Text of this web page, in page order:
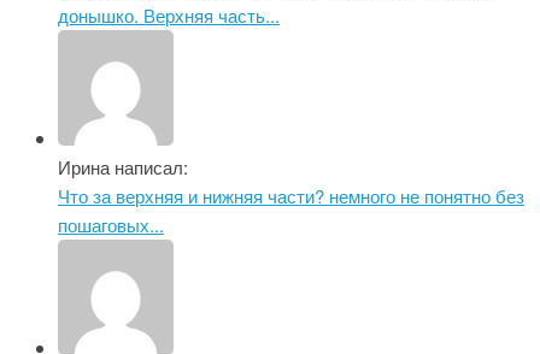
донышко. Верхняя часть...
Ирина написал:
Что за верхняя и нижняя части? немного не понятно без
пошаговых...